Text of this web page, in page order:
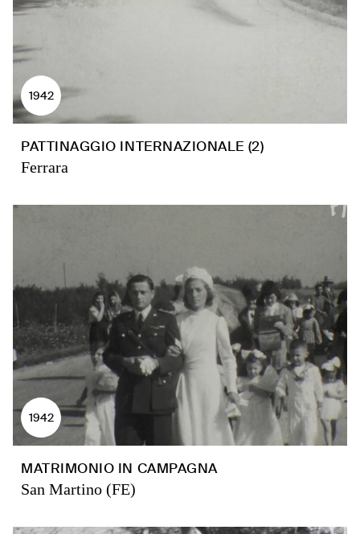
1942
PATTINAGGIO INTERNAZIONALE (2)
Ferrara
1942
MATRIMONIO IN CAMPAGNA
San Martino (FE)